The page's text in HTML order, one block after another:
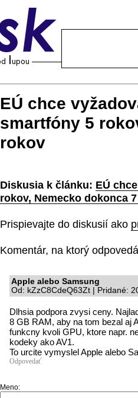
EÚ chce
smartfóny 5
rokov
Diskusia k článku: EÚ
rokov, Nemecko dokonca
Prispievajte do diskusií ako
Komentár, na ktorý
Apple alebo Samsung
Od: kZzC8CdeQ63Zt | Pridané:
Dlhsia podpora zvysi ceny.
8 GB RAM, aby na tom bezal aj
funkcny kvoli GPU, ktore napr.
kodeky ako AV1.
To urcite vymyslel Apple alebo
Odpovedať
Meno: